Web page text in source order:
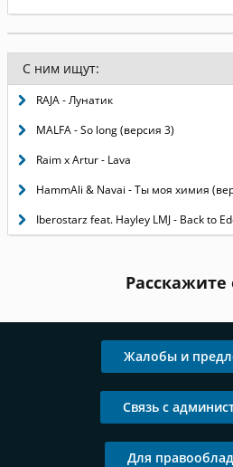
С ним ищут:
RAJA - Лунатик
MALFA - So long (версия 3)
Raim x Artur - Lava
HammAli & Navai - Ты моя химия
Iberostarz feat. Hayley LMJ - Back to
Расскажите
Жалобы и
Связь с
Для